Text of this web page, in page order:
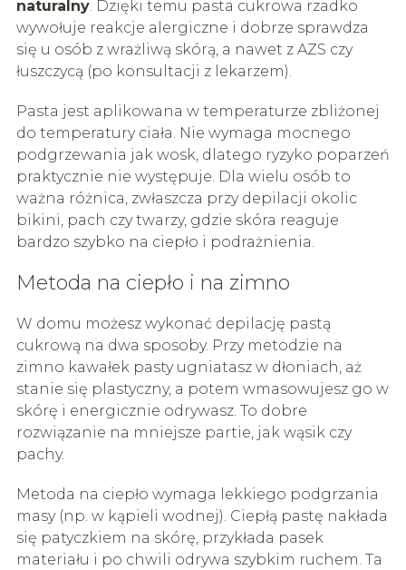
naturalny. Dzięki temu pasta cukrowa rzadko
wywołuje reakcje alergiczne i dobrze sprawdza
się u osób z wrażliwą skórą, a nawet z AZS czy
łuszczycą (po konsultacji z lekarzem).
Pasta jest aplikowana w temperaturze zbliżonej
do temperatury ciała. Nie wymaga mocnego
podgrzewania jak wosk, dlatego ryzyko poparzeń
praktycznie nie występuje. Dla wielu osób to
ważna różnica, zwłaszcza przy depilacji okolic
bikini, pach czy twarzy, gdzie skóra reaguje
bardzo szybko na ciepło i podrażnienia.
Metoda na ciepło i na zimno
W domu możesz wykonać depilację pastą
cukrową na dwa sposoby. Przy metodzie na
zimno kawałek pasty ugniatasz w dłoniach, aż
stanie się plastyczny, a potem wmasowujesz go w
skórę i energicznie odrywasz. To dobre
rozwiązanie na mniejsze partie, jak wąsik czy
pachy.
Metoda na ciepło wymaga lekkiego podgrzania
masy (np. w kąpieli wodnej). Ciepłą pastę nakłada
się patyczkiem na skórę, przykłada pasek
materiału i po chwili odrywa szybkim ruchem. Ta